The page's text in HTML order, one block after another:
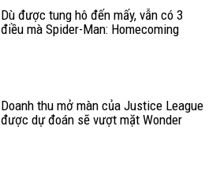
Dù được tung hô đến mấy, vẫn có 3
điều mà Spider-Man: Homecoming
Doanh thu mở màn của Justice League
được dự đoán sẽ vượt mặt Wonder